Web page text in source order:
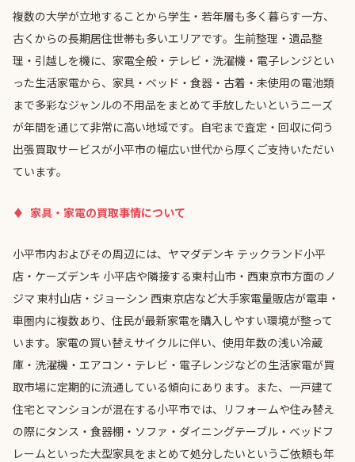
複数の大学が立地することから学生・若年層も多く暮らす一方、
古くからの長期居住世帯も多いエリアです。生前整理・遺品整
理・引越しを機に、家電全般・テレビ・洗濯機・電子レンジとい
った生活家電から、家具・ベッド・食器・古着・未使用の電池類
まで多彩なジャンルの不用品をまとめて手放したいというニーズ
が年間を通じて非常に高い地域です。自宅まで査定・回収に伺う
出張買取サービスが小平市の幅広い世代から厚くご支持いただい
ています。
家具・家電の買取事情について
小平市内およびその周辺には、ヤマダデンキ テックランド小平
店・ケーズデンキ 小平店や隣接する東村山市・西東京市方面のノ
ジマ 東村山店・ジョーシン 西東京店など大手家電量販店が電車・
車圏内に複数あり、住民が最新家電を購入しやすい環境が整って
います。家電の買い替えサイクルに伴い、使用年数の浅い冷蔵
庫・洗濯機・エアコン・テレビ・電子レンジなどの生活家電が買
取市場に定期的に流通している傾向にあります。また、一戸建て
住宅とマンションが混在する小平市では、リフォームや住み替え
の際にタンス・食器棚・ソファ・ダイニングテーブル・ベッドフ
レームといった大型家具をまとめて処分したいというご依頼も年